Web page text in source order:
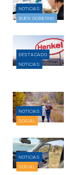
NOTICIAS
BUEN GOBIERNO
DESTACADO
NOTICIAS
NOTICIAS
SOCIAL
NOTICIAS
SOCIAL